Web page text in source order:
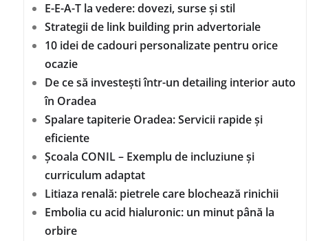
E-E-A-T la vedere: dovezi, surse și stil
Strategii de link building prin advertoriale
10 idei de cadouri personalizate pentru orice
ocazie
De ce să investești într-un detailing interior auto
în Oradea
Spalare tapiterie Oradea: Servicii rapide și
eficiente
Școala CONIL – Exemplu de incluziune și
curriculum adaptat
Litiaza renală: pietrele care blochează rinichii
Embolia cu acid hialuronic: un minut până la
orbire